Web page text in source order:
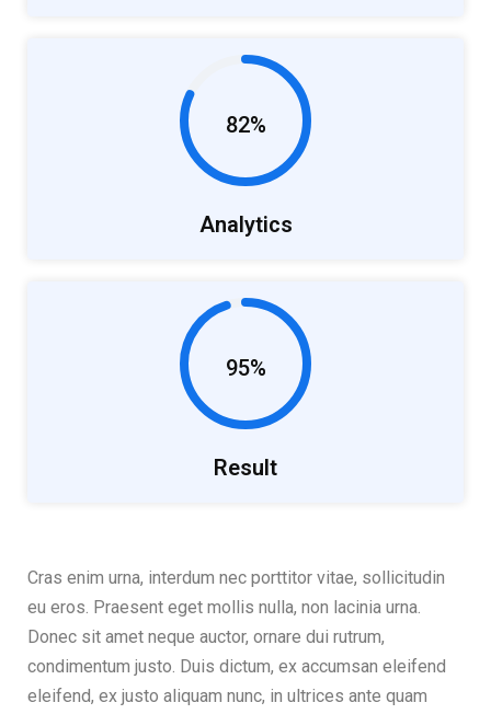
82%
Analytics
95%
Result
Cras enim urna, interdum nec porttitor vitae, sollicitudin
eu eros. Praesent eget mollis nulla, non lacinia urna.
Donec sit amet neque auctor, ornare dui rutrum,
condimentum justo. Duis dictum, ex accumsan eleifend
eleifend, ex justo aliquam nunc, in ultrices ante quam